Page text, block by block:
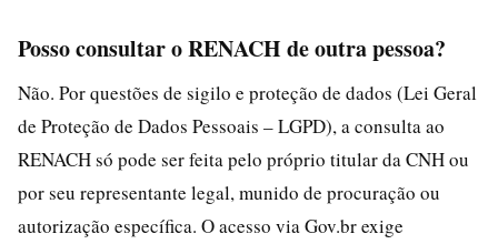
Posso consultar o RENACH de outra pessoa?
Não. Por questões de sigilo e proteção de dados (Lei Geral
de Proteção de Dados Pessoais – LGPD), a consulta ao
RENACH só pode ser feita pelo próprio titular da CNH ou
por seu representante legal, munido de procuração ou
autorização específica. O acesso via Gov.br exige